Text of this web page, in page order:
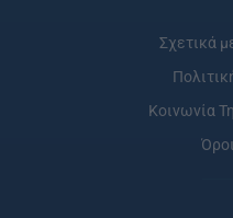
Σχετικά
Κοινωνία